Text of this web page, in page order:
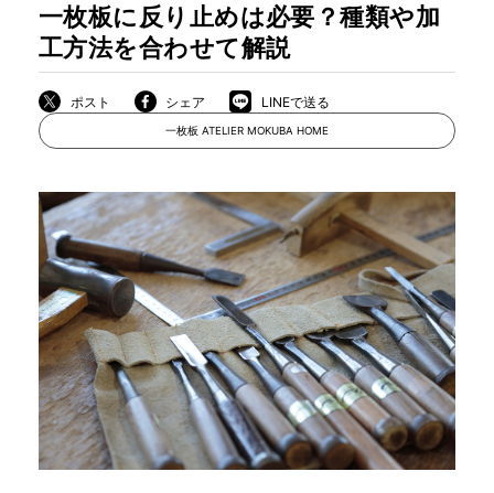
店舗から探す
一枚板 ATELIER MOKUBA HOME
MOKUBA について
商品情報
直営店
イベント
一枚板に反り止めは必要？種類や加
工方法を合わせて解説
ポスト シェア LINEで送る
一枚板 ATELIER MOKUBA HOME